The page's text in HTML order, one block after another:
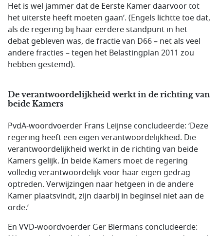
Het is wel jammer dat de Eerste Kamer daarvoor tot
het uiterste heeft moeten gaan’. (Engels lichtte toe dat,
als de regering bij haar eerdere standpunt in het
debat gebleven was, de fractie van D66 – net als veel
andere fracties – tegen het Belastingplan 2011 zou
hebben gestemd).
De verantwoordelijkheid werkt in de richting van
beide Kamers
PvdA-woordvoerder Frans Leijnse concludeerde: ‘Deze
regering heeft een eigen verantwoordelijkheid. Die
verantwoordelijkheid werkt in de richting van beide
Kamers gelijk. In beide Kamers moet de regering
volledig verantwoordelijk voor haar eigen gedrag
optreden. Verwijzingen naar hetgeen in de andere
Kamer plaatsvindt, zijn daarbij in beginsel niet aan de
orde.’
En VVD-woordvoerder Ger Biermans concludeerde: